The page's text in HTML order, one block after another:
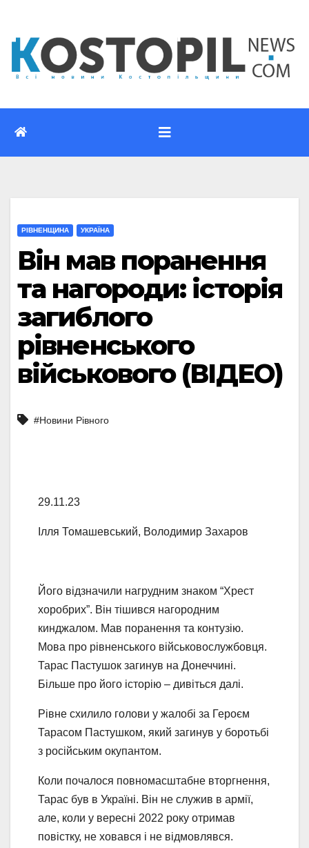
вмісту
РІВНЕНЩИНА УКРАЇНА
Він мав поранення
та нагороди: історія
загиблого
рівненського
військового (ВІДЕО)
#Новини Рівного
29.11.23
Ілля Томашевський, Володимир Захаров
Його відзначили нагрудним знаком “Хрест
хоробрих”. Він тішився нагородним
кинджалом. Мав поранення та контузію.
Мова про рівненського військовослужбовця.
Тарас Пастушок загинув на Донеччині.
Більше про його історію – дивіться далі.
Рівне схилило голови у жалобі за Героєм
Тарасом Пастушком, який загинув у боротьбі
з російським окупантом.
Коли почалося повномасштабне вторгнення,
Тарас був в Україні. Він не служив в армії,
але, коли у вересні 2022 року отримав
повістку, не ховався і не відмовлявся.